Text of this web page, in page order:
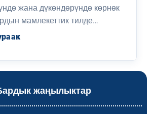
жана дүкөндөрүндө көрнөк
мамлекеттик тилде
боюнча рейд өткөрүлдү.
түшүндүрүү иштери
жаңылыктар